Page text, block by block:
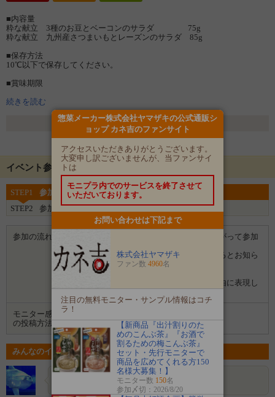
■内容量
粋な献立 3種のお豆とベーコンのサラダ 75g
粋な献立 九州産さつまいもとレーズンのサラダ 85g
■保存方法
10℃以下で保存してください。
■賞味期限
続きを読む
選考方法
自動抽選 発表日：1月7日(月)
イベント参加にあたって
STEP1
参加登録をする
STEP2
参加完了
参加の流れ
１．「参加する」ボタンから画面にしたがって参加
します。
２．募集期間の終了後、企業から選ばれるとお知ら
せがあります。
３．企業から商品などが届きます。
４．試していただいた感想や口コミを自由に表現し
て投稿してください。
モニター感想
の投稿方法
ブログ
みんなのイベントの意気込み
https://cookpad.com/kitchen/6319358私の…
惣菜メーカー株式会社ヤマザキの公式通販シ
ョップ カネ吉のファンサイト
アクセスいただきありがとうございます。
大変申し訳ございませんが、当ファンサイ
トは
モニプラ内でのサービスを終了させて
いただいております。
お問い合わせは下記まで
株式会社ヤマザキ
ファン数 4960名
注目の無料モニター・サンプル情報はコチ
ラ！
【新商品『出汁割りのた
めのこんぶ茶』『お酒で
割るための梅こんぶ茶』
セット・先行モニターで
商品を広めてくれる方150
名様大募集！】
モニター数 150名
参加〆切：2026/8/20